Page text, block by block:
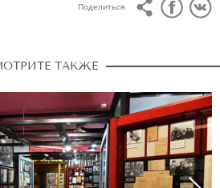
Поделиться
ТАКЖЕ